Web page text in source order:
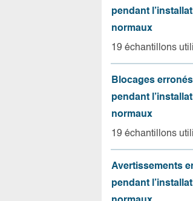
pendant
normaux
19 échantillons
Blocages
pendant
normaux
19 échantillons
Avertissements
pendant